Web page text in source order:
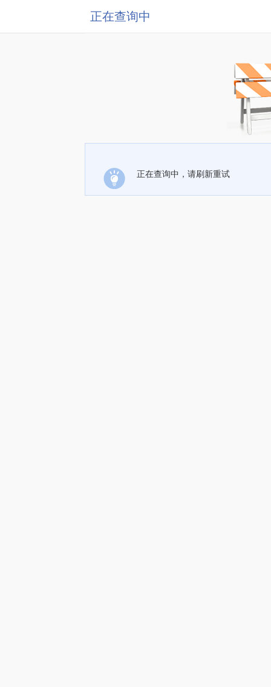
正在查询中
正在查询中，请刷新重试